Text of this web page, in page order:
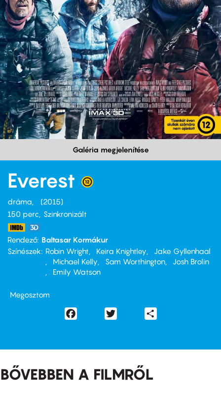
Galéria megjelenítése
Everest
dráma
2015
150 perc,
Szinkronizált
Rendező Baltasar Kormákur
Színészek
Robin Wright Keira Knightley
Jake Gyllenhaal
Michael Kelly
Sam Worthington
Josh Brolin
Emily Watson
Megosztom
Facebook
BŐVEBBEN A FILMRŐL